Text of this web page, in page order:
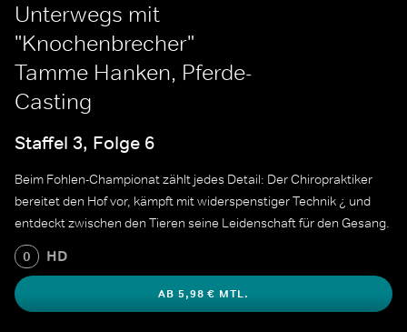
Unterwegs mit
"Knochenbrecher"
Tamme Hanken, Pferde-
Casting
Staffel 3, Folge 6
Beim Fohlen-Championat zählt jedes Detail: Der Chiropraktiker
bereitet den Hof vor, kämpft mit widerspenstiger Technik ¿ und
entdeckt zwischen den Tieren seine Leidenschaft für den Gesang.
0 HD
AB 5,98 € MTL.